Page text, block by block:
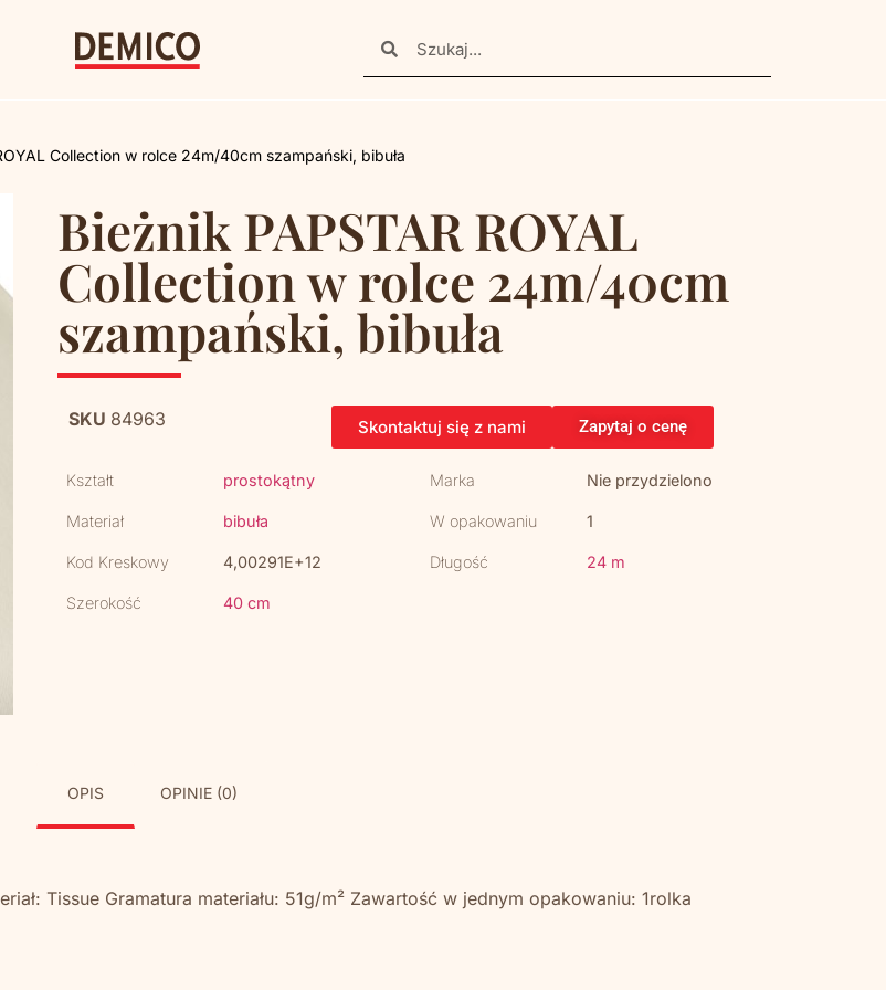
Collection w rolce 24m/40cm szampański, bibuła
Bieżnik PAPSTAR ROYAL
Collection w rolce 24m/40cm
szampański, bibuła
SKU 84963 Skontaktuj się z nami Zapytaj o cenę
Kształt prostokątny Marka Nie przydzielono
Materiał bibuła W opakowaniu 1
Kod Kreskowy 4,00291E+12 Długość 24 m
Szerokość 40 cm
OPIS OPINIE (0)
Tissue Gramatura materiału: 51g/m² Zawartość w jednym opakowaniu: 1rolka